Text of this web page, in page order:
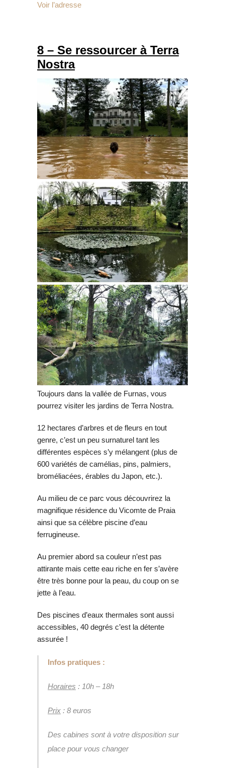
Voir l’adresse
8 – Se ressourcer à Terra
Nostra
Toujours dans la vallée de Furnas, vous
pourrez visiter les jardins de Terra Nostra.
12 hectares d’arbres et de fleurs en tout
genre, c’est un peu surnaturel tant les
différentes espèces s’y mélangent (plus de
600 variétés de camélias, pins, palmiers,
broméliacées, érables du Japon, etc.).
Au milieu de ce parc vous découvrirez la
magnifique résidence du Vicomte de Praia
ainsi que sa célèbre piscine d’eau
ferrugineuse.
Au premier abord sa couleur n’est pas
attirante mais cette eau riche en fer s’avère
être très bonne pour la peau, du coup on se
jette à l’eau.
Des piscines d’eaux thermales sont aussi
accessibles, 40 degrés c’est la détente
assurée !
Infos pratiques :
Horaires : 10h – 18h
Prix : 8 euros
Des cabines sont à votre disposition sur
place pour vous changer